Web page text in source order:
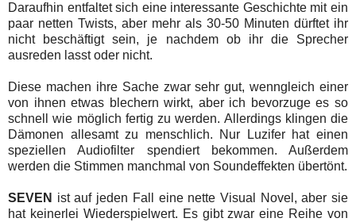
Daraufhin entfaltet sich eine interessante Geschichte mit ein
paar netten Twists, aber mehr als 30-50 Minuten dürftet ihr
nicht beschäftigt sein, je nachdem ob ihr die Sprecher
ausreden lasst oder nicht.
Diese machen ihre Sache zwar sehr gut, wenngleich einer
von ihnen etwas blechern wirkt, aber ich bevorzuge es so
schnell wie möglich fertig zu werden. Allerdings klingen die
Dämonen allesamt zu menschlich. Nur Luzifer hat einen
speziellen Audiofilter spendiert bekommen. Außerdem
werden die Stimmen manchmal von Soundeffekten übertönt.
SEVEN ist auf jeden Fall eine nette Visual Novel, aber sie
hat keinerlei Wiederspielwert. Es gibt zwar eine Reihe von